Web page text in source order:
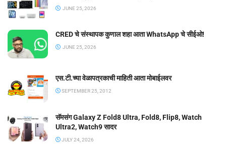
JUNE 25, 2026
CRED चे संस्थापक कुणाल शहा आता WhatsApp चे सीईओ!
JUNE 25, 2026
एस.टी.च्या वेळापत्रकाची माहिती आता मोबाईलवर
SEPTEMBER 25, 2012
सॅमसंग Galaxy Z Fold8 Ultra, Fold8, Flip8, Watch
Ultra2, Watch9 सादर
JULY 24, 2026